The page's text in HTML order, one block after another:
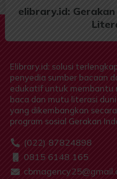
elibrary.id:
Elibrary.id: solusi
penyedia sumber bacaan
edukatif untuk membantu
baca dan mutu literasi
yang dikembangkan
program sosial Gerakan
(022) 87824898
0815 6148 165